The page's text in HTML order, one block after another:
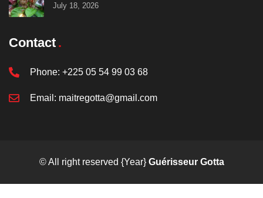
July 18, 2026
Contact
Phone: +225 05 54 99 03 68
Email: maitregotta@gmail.com
© All right reserved {Year} Guérisseur Gotta